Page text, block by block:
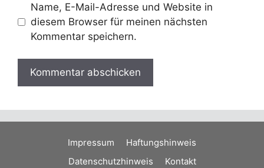
Name, E-Mail-Adresse und Website in
diesem Browser für meinen nächsten
Kommentar speichern.
Impressum
Haftungshinweis
Datenschutzhinweis
Kontakt